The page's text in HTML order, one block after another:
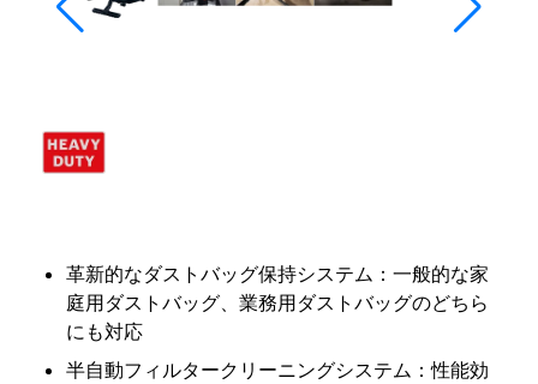
革新的なダストバッグ保持システム：一般的な家
庭用ダストバッグ、業務用ダストバッグのどちら
にも対応
半自動フィルタークリーニングシステム：性能効